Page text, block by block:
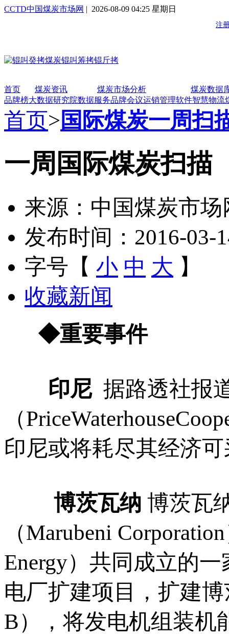
CCTD中国煤炭市场网 | 2026-08-09 04:25 星期日
首页 煤炭资讯 煤炭市场分析
煤炭数据
品牌榜大数据研究院数据服务品牌会议运销管理软件智慧物流
首页>国际煤炭一周扫
一周国际煤炭扫描
来源：中国煤炭市场
发布时间：2016-03-
字号【 小 中 大 】
收藏新闻
◆重要事件
印尼 据路透社报
（
印尼或将耗尽其经济
博茨瓦纳 博茨瓦
（Marubeni
Energy）共同成立的
电厂扩建项目，扩建
B），将发电机组装机